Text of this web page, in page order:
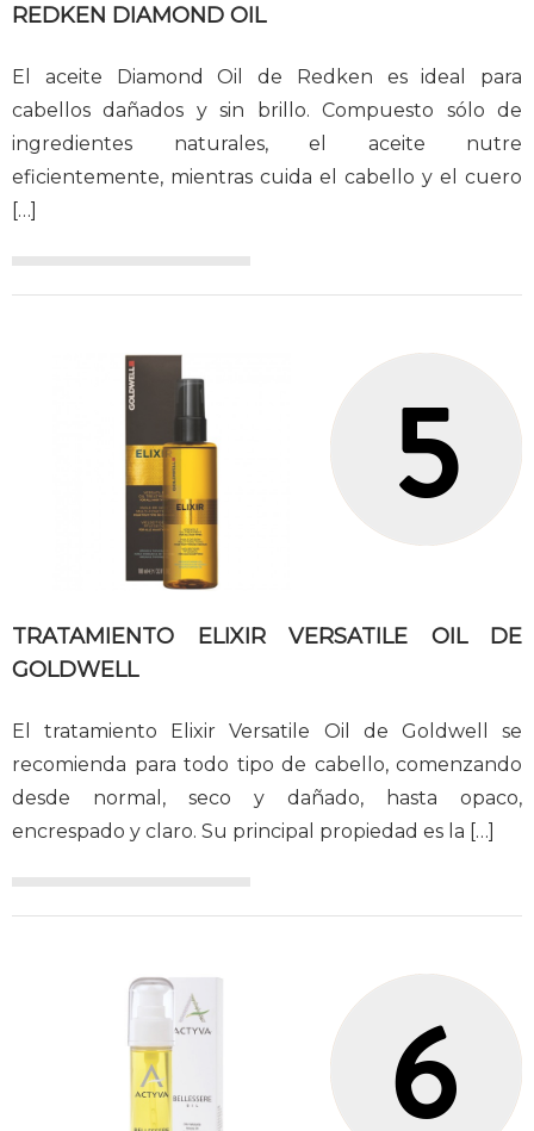
REDKEN DIAMOND OIL
El aceite Diamond Oil de Redken es ideal para
cabellos dañados y sin brillo. Compuesto sólo de
ingredientes naturales, el aceite nutre
eficientemente, mientras cuida el cabello y el cuero
[…]
TRATAMIENTO ELIXIR VERSATILE OIL DE
GOLDWELL
El tratamiento Elixir Versatile Oil de Goldwell se
recomienda para todo tipo de cabello, comenzando
desde normal, seco y dañado, hasta opaco,
encrespado y claro. Su principal propiedad es la […]